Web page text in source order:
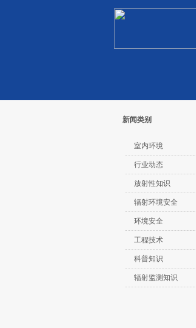
新闻类别
室内环境
行业动态
放射性知识
辐射环境安全
环境安全
工程技术
科普知识
辐射监测知识